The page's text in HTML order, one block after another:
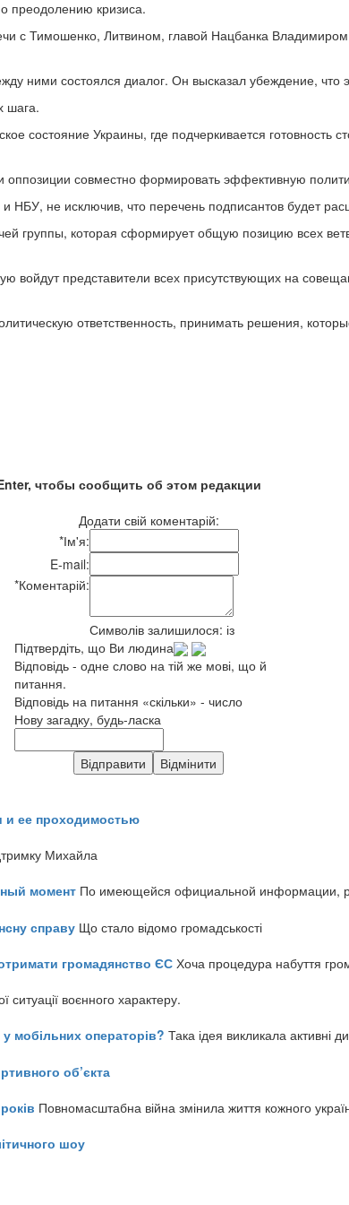
преодолению кризиса.
с Тимошенко, Литвином, главой Нацбанка
ними состоялся диалог. Он высказал убеждение, что
шага.
состояние Украины, где подчеркивается готовность
совместно формировать эффективную
НБУ, не исключив, что перечень подписантов будет
группы, которая сформирует общую позицию всех
войдут представители всех присутствующих на
ответственность, принимать решения,
чтобы сообщить об этом редакции
Додати свій коментарій:
*Ім'я:
E-mail:
*Коментарій:
Символів залишилося: із
Підтвердіть, що Ви людина
Відповідь - одне слово на тій же мові, що й
питання.
Відповідь на питання «скільки» - число
Нову загадку, будь-ласка
и ее проходимостью
Михайла
момент По имеющейся официальной информации,
справу Що стало відомо громадськості
громадянство ЄС Хоча процедура набуття
воєнного характеру.
мобільних операторів? Така ідея викликала активні
об’єкта
Повномасштабна війна змінила життя кожного
шоу